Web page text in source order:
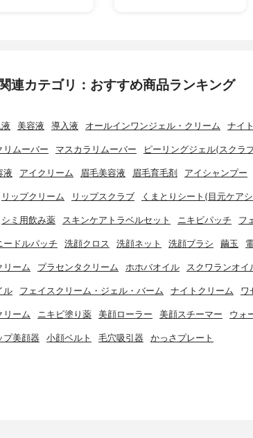
連カテゴリ：おすすめ商品ランキング
美容液 導入液 オールインワンジェル・クリーム ナイ
リムーバー マスカラリムーバー ピーリングジェル(スクラ
液 アイクリーム 眉毛美容液 眉毛育毛剤 アイシャンプー
リップクリーム リップスクラブ くまとりシート(目元ケア
シミ用飲み薬 スキンケアトラベルセット ニキビパッチ フ
ードルパッチ 洗顔クロス 洗顔ネット 洗顔ブラシ 繭玉
リーム プラセンタクリーム ホホバオイル スクワランオイ
ル フェイスクリーム・ジェル・バーム ナイトクリーム ワ
リーム ニキビ塗り薬 美顔ローラー 美顔スチーマー ウォ
プ美顔器 小顔ベルト 毛穴吸引器 かっさプレート